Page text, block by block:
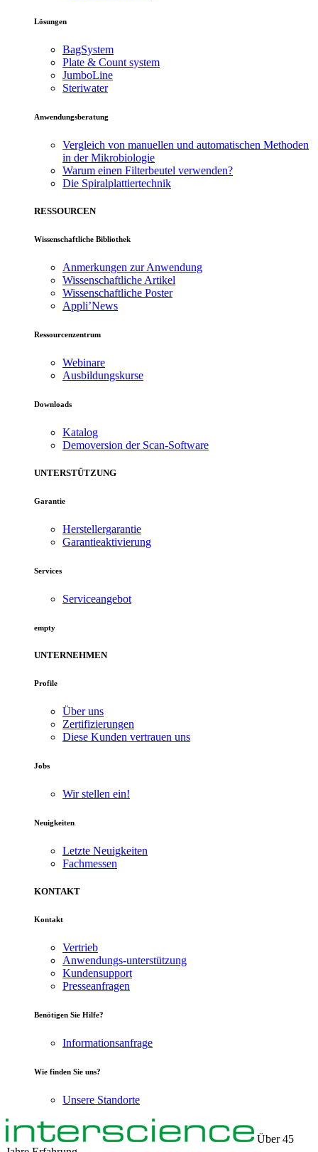
Lösungen
BagSystem
Plate & Count system
JumboLine
Steriwater
Anwendungsberatung
Vergleich von manuellen und automatischen Methoden
in der Mikrobiologie
Warum einen Filterbeutel verwenden?
Die Spiralplattier­technik
RESSOURCEN
Wissenschaftliche Bibliothek
Anmerkungen zur Anwendung
Wissenschaftliche Artikel
Wissenschaftliche Poster
Appli’News
Ressourcenzentrum
Webinare
Ausbildungskurse
Downloads
Katalog
Demoversion der Scan-Software
UNTERSTÜTZUNG
Garantie
Herstellergarantie
Garantieaktivierung
Services
Serviceangebot
empty
UNTERNEHMEN
Profile
Über uns
Zertifizierungen
Diese Kunden vertrauen uns
Jobs
Wir stellen ein!
Neuigkeiten
Letzte Neuigkeiten
Fachmessen
KONTAKT
Kontakt
Vertrieb
Anwendungs-unterstützung
Kundensupport
Presseanfragen
Benötigen Sie Hilfe?
Informationsanfrage
Wie finden Sie uns?
Unsere Standorte
Über 45